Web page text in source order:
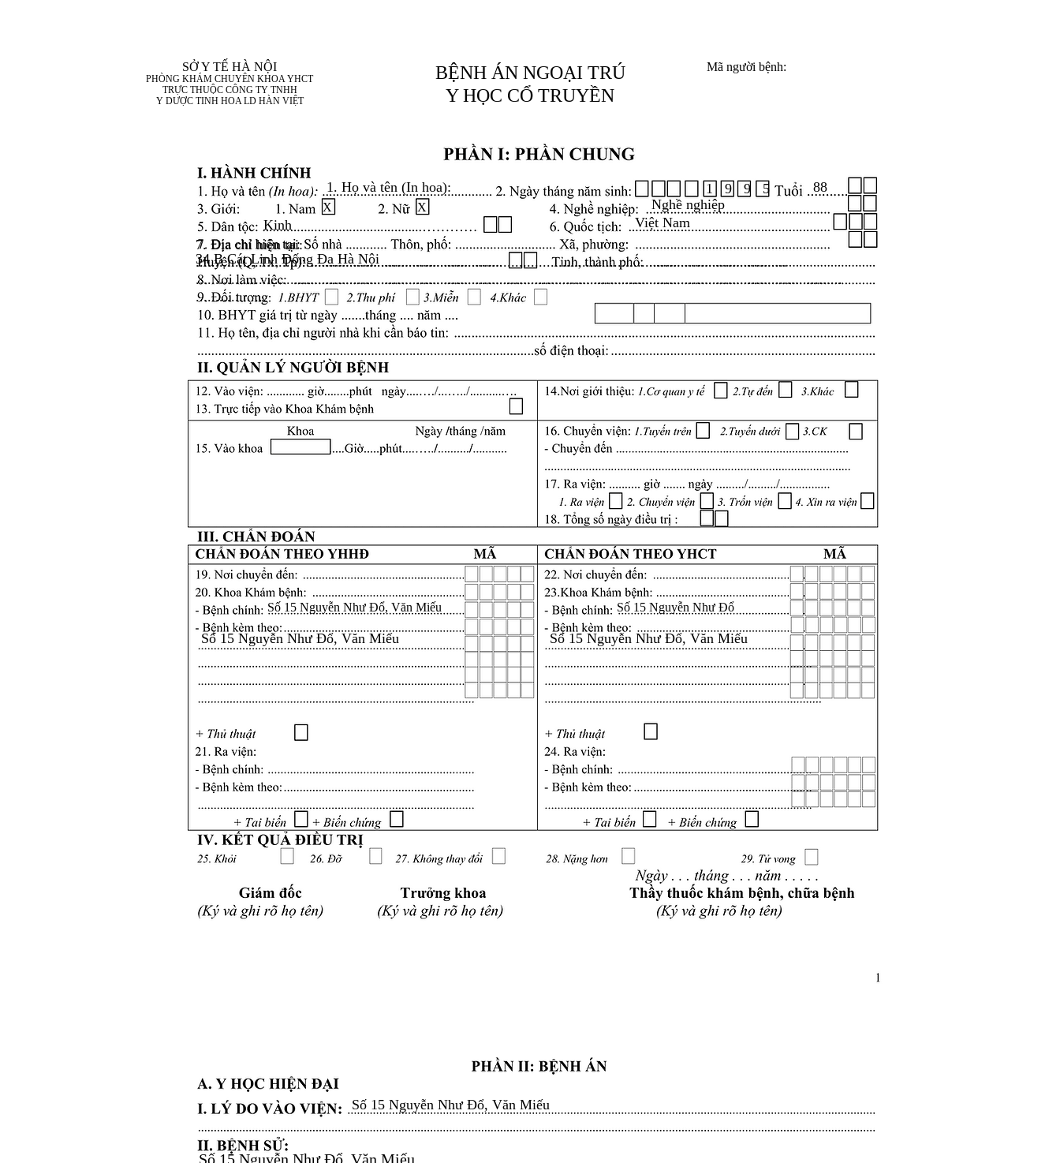
SỞ Y TẾ HÀ NỘI
PHÒNG KHÁM CHUYÊN KHOA YHCT
TRỰC THUỘC CÔNG TY TNHH
Y DƯỢC TINH HOA LD HÀN VIỆT
BỆNH ÁN NGOẠI TRÚ
Y HỌC CỔ TRUYỀN
Mã người bệnh:
1. Họ và tên (In hoa): 1 9 9 5 88
X X
Nghề nghiệp
Việt Nam
Kinh
7. Địa chỉ hiện tại:
......................................................................................................................................................
....................................................................................................................................................................
..................
34 B Cát Linh Đống Đa Hà Nội
Số 15 Nguyễn Như Đổ, Văn Miếu
Số 15 Nguyễn Như Đổ, Văn Miếu
Số 15 Nguyễn Như Đổ
Số 15 Nguyễn Như Đổ, Văn Miếu
Số 15 Nguyễn Như Đổ, Văn Miếu
Số 15 Nguyễn Như Đổ, Văn Miếu​​​​